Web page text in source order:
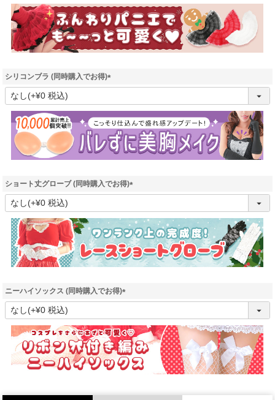
須
)
シリコンブラ (同時購入でお得)
(
須
)
ショート丈グローブ (同時購入でお得)
(
須
)
ニーハイソックス (同時購入でお得)
(
須
)